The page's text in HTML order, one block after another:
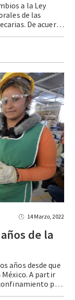
a la Ley
de las
trabajadoras del hogar siguen siendo precarias. De acuerdo con la Encuesta Nacional de Ocupación y Empleo, en México hay 2.2 millones de personas que se dedican al trabajo del hogar remunerado, de las cuales 91% son mujeres. Hasta hace … Continue reading Aún hay pendientes con las y los trabajadores del hogar
14 Marzo, 2022
de la
años desde que
A partir
de ahí, todos conocemos la historia: el confinamiento para detener la ola de contagios provocó el cierre de varios centros de trabajo y, con ello, la pérdida de millones de empleos. Tan solo … Continue reading El empleo femenino a dos años de la pandemia